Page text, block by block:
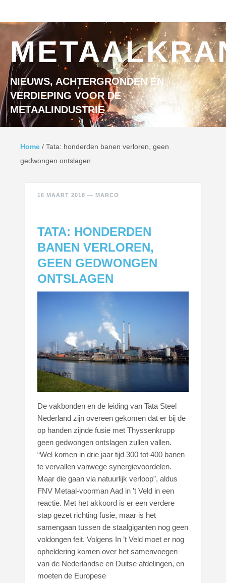
NIEUWS, ACHTERGRONDEN EN
VERDIEPING VOOR DE
METAALINDUSTRIE
Home / Tata: honderden banen verloren, geen
gedwongen ontslagen
16 MAART 2018 — MARCO
TATA: HONDERDEN
BANEN VERLOREN,
GEEN GEDWONGEN
ONTSLAGEN
De vakbonden en de leiding van Tata Steel
Nederland zijn overeen gekomen dat er bij de
op handen zijnde fusie met Thyssenkrupp
geen gedwongen ontslagen zullen vallen.
“Wel komen in drie jaar tijd 300 tot 400 banen
te vervallen vanwege synergievoordelen.
Maar die gaan via natuurlijk verloop”, aldus
FNV Metaal-voorman Aad in ’t Veld in een
reactie. Met het akkoord is er een verdere
stap gezet richting fusie, maar is het
samengaan tussen de staalgiganten nog geen
voldongen feit. Volgens In ’t Veld moet er nog
opheldering komen over het samenvoegen
van de Nederlandse en Duitse afdelingen, en
moeten de Europese